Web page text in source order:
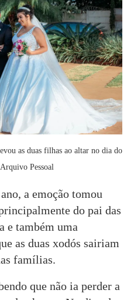
as duas filhas ao altar no dia do
Pessoal
a emoção tomou
do pai das
e também uma
as duas xodós sairiam
famílias.
que não ia perder a